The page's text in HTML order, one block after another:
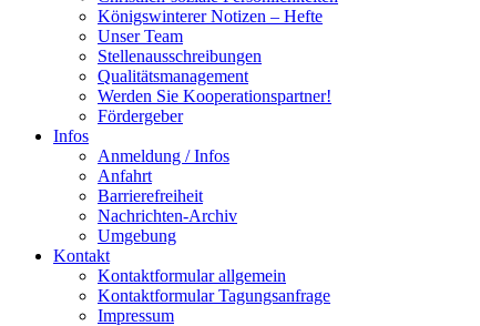
Königswinterer Notizen – Hefte
Unser Team
Stellenausschreibungen
Qualitätsmanagement
Werden Sie Kooperationspartner!
Fördergeber
Infos
Anmeldung / Infos
Anfahrt
Barrierefreiheit
Nachrichten-Archiv
Umgebung
Kontakt
Kontaktformular allgemein
Kontaktformular Tagungsanfrage
Impressum